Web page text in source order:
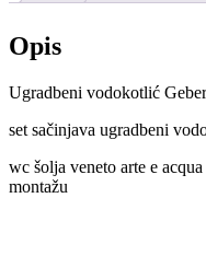
Opis
Ugradbeni vodokotlić
set sačinjava ugradbeni
wc šolja veneto arte e
montažu